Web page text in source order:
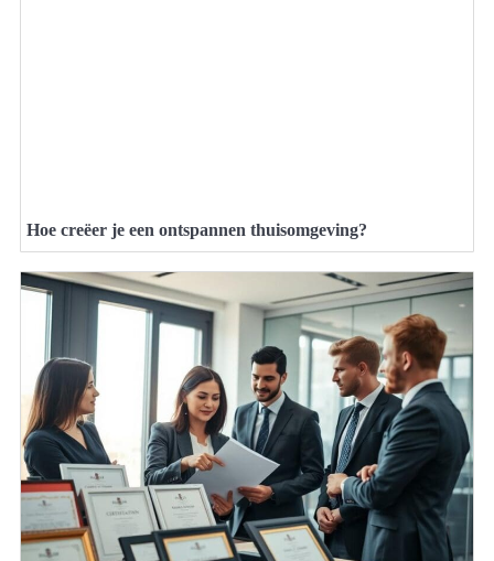
Hoe creëer je een ontspannen thuisomgeving?